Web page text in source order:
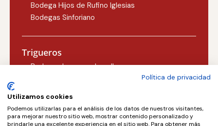
Bodega Hijos de Rufino Iglesias
Bodegas Sinforiano
Trigueros
Bodegas Lezcano-Lacalle
Valoria la Buena
Política de privacidad
Utilizamos cookies
Podemos utilizarlas para el análisis de los datos de nuestros visitantes,
para mejorar nuestro sitio web, mostrar contenido personalizado y
brindarle una excelente experiencia en el sitio web. Para obtener más